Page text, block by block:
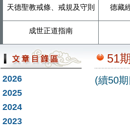
天德聖教戒條、戒規及守則
德藏
成世正道指南
2026
2025
2024
2023
51
(續50